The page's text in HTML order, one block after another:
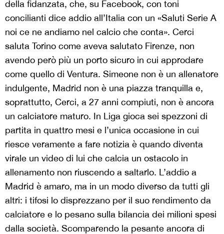
della fidanzata, che, su Facebook, con toni
concilianti dice addio all’Italia con un «Saluti Serie A
noi ce ne andiamo nel calcio che conta». Cerci
saluta Torino come aveva salutato Firenze, non
avendo però più un porto sicuro in cui approdare
come quello di Ventura. Simeone non è un allenatore
indulgente, Madrid non è una piazza tranquilla e,
soprattutto, Cerci, a 27 anni compiuti, non è ancora
un calciatore maturo. In Liga gioca sei spezzoni di
partita in quattro mesi e l’unica occasione in cui
riesce veramente a fare notizia è quando diventa
virale un video di lui che calcia un ostacolo in
allenamento non riuscendo a saltarlo. L’addio a
Madrid è amaro, ma in un modo diverso da tutti gli
altri: i tifosi lo disprezzano per il suo rendimento da
calciatore e lo pesano sulla bilancia dei milioni spesi
dalla società. Scomparendo la pesante ancora di